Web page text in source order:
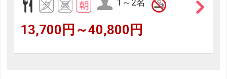
1～2名
13,700円～40,800円